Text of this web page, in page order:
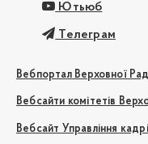
Ютьюб
Телеграм
Вебпортал Верховної
Вебсайти комітетів
Вебсайт Управління